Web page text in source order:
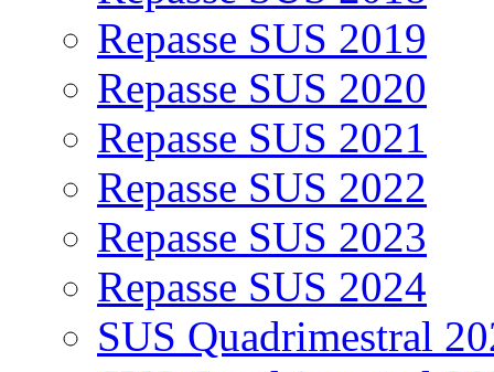
Repasse SUS 2019
Repasse SUS 2020
Repasse SUS 2021
Repasse SUS 2022
Repasse SUS 2023
Repasse SUS 2024
SUS Quadrimestral